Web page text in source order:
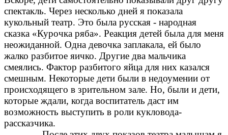
спектакль. Через несколько дней я показала
кукольный театр. Это была русская - народная
сказка «Курочка ряба». Реакция детей была для меня
неожиданной. Одна девочка заплакала, ей было
жалко разбитое яичко. Другие два мальчика
смеялись. Фактор разбитого яйца для них казался
смешным. Некоторые дети были в недоумении от
происходящего в зрительном зале. Но, были и дети,
которые ждали, когда воспитатель даст им
возможность выступить в роли кукловода-
рассказчика.